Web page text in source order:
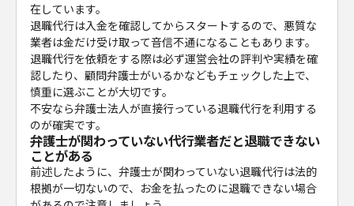
在しています。
退職代行は入金を確認してからスタートするので、悪質な
業者は金だけ受け取って音信不通になることもあります。
退職代行を依頼をする際は必ず運営会社の評判や実績を確
認したり、顧問弁護士がいるかなどもチェックした上で、
慎重に選ぶことが大切です。
不安なら弁護士法人が直接行っている退職代行を利用する
のが確実です。
弁護士が関わっていない代行業者だと退職できない
ことがある
前述したように、弁護士が関わっていない退職代行は法的
根拠が一切ないので、お金を払ったのに退職できない場合